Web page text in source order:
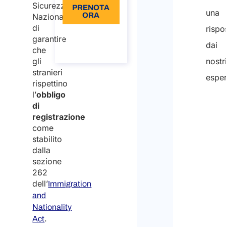
Sicurezza
Nazionale
di
garantire
che
gli
stranieri
rispettino
l’obbligo
di
registrazione
come
stabilito
dalla
sezione
262
dell’Immigration
and
Nationality
Act.
PRENOTA
ORA
una
dai